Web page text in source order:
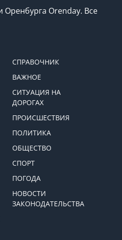
Оренбурга Orenday. Все
СПРАВОЧНИК
ВАЖНОЕ
СИТУАЦИЯ НА
ДОРОГАХ
ПРОИСШЕСТВИЯ
ПОЛИТИКА
ОБЩЕСТВО
СПОРТ
ПОГОДА
НОВОСТИ
ЗАКОНОДАТЕЛЬСТВА